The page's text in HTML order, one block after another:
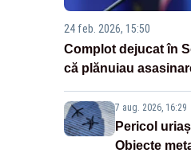
24 feb. 2026, 15:50
Complot dejucat în
că plănuiau
7 aug. 2026, 16:29
Pericol
Obiecte